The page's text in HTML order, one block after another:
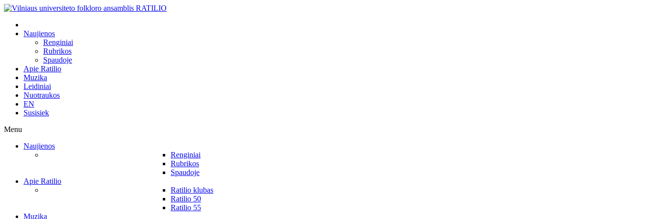
Naujienos
Renginiai
Rubrikos
Spaudoje
Apie Ratilio
Muzika
Leidiniai
Nuotraukos
EN
Susisiek
Menu
Naujienos
Renginiai
Rubrikos
Spaudoje
Apie Ratilio
Ratilio klubas
Ratilio 50
Ratilio 55
Muzika